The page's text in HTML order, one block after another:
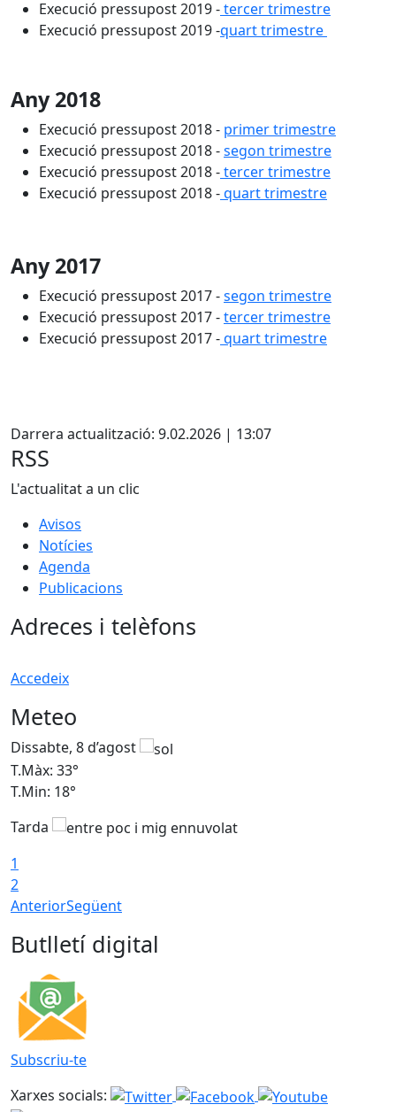
Execució pressupost 2019 -tercer trimestre
Execució pressupost 2019 -quart trimestre
Any 2018
Execució pressupost 2018 - primer trimestre
Execució pressupost 2018 -segon trimestre
Execució pressupost 2018 -tercer trimestre
Execució pressupost 2018 -quart trimestre
Any 2017
Execució pressupost 2017 -segon trimestre
Execució pressupost 2017 -tercer trimestre
Execució pressupost 2017 -quart trimestre
Darrera actualització: 9.02.2026 | 13:07
RSS
L'actualitat a un clic
Avisos
Notícies
Agenda
Publicacions
Adreces i telèfons
Accedeix
Meteo
Dissabte, 8 d’agost
T.Màx: 33°
T.Min: 18°
Tarda
1
2
AnteriorSegüent
Butlletí digital
Subscriu-te
Xarxes socials: